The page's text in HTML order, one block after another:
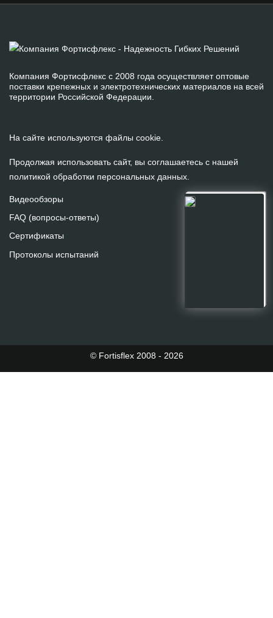
Компания Фортисфлекс с 2008 года осуществляет оптовые
поставки крепежных и электротехнических материалов на всей
территории Российской Федерации.
На сайте используются файлы cookie.
Продолжая использовать сайт, вы соглашаетесь с нашей
политикой обработки персональных данных
Видеообзоры
FAQ (вопросы-ответы)
Сертификаты
Протоколы испытаний
© Fortisflex 2008 - 2026